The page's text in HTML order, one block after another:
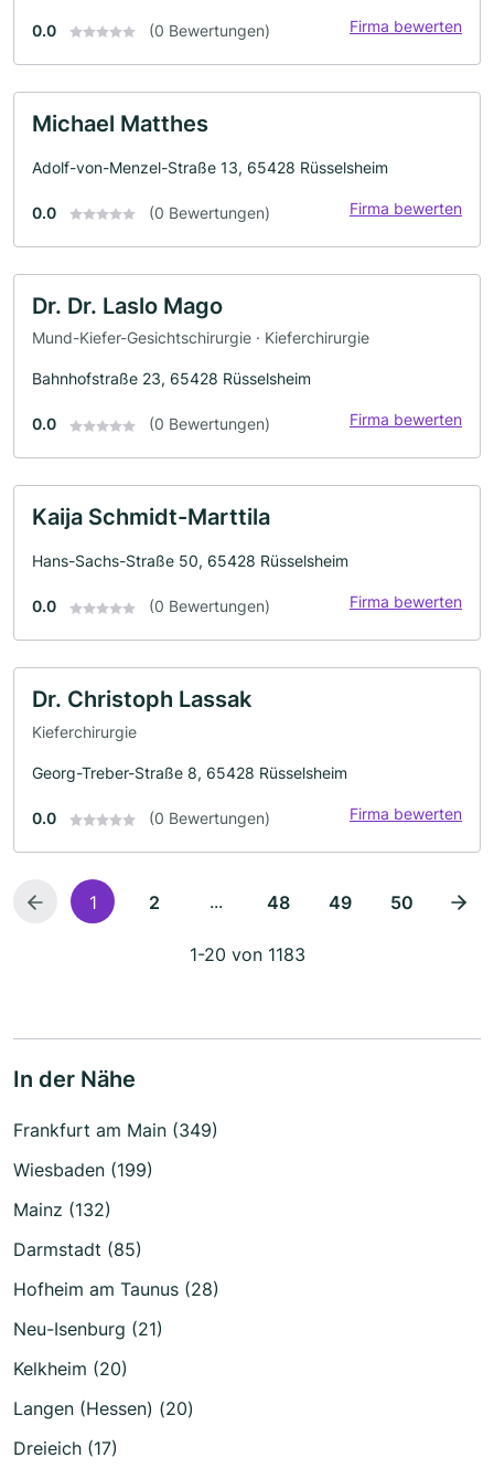
0.0 (0 Bewertungen) Firma bewerten
Michael Matthes
Adolf-von-Menzel-Straße 13, 65428 Rüsselsheim
0.0 (0 Bewertungen) Firma bewerten
Dr. Dr. Laslo Mago
Mund-Kiefer-Gesichtschirurgie · Kieferchirurgie
Bahnhofstraße 23, 65428 Rüsselsheim
0.0 (0 Bewertungen) Firma bewerten
Kaija Schmidt-Marttila
Hans-Sachs-Straße 50, 65428 Rüsselsheim
0.0 (0 Bewertungen) Firma bewerten
Dr. Christoph Lassak
Kieferchirurgie
Georg-Treber-Straße 8, 65428 Rüsselsheim
0.0 (0 Bewertungen) Firma bewerten
1 2 ... 48 49 50
1-20 von 1183
In der Nähe
Frankfurt am Main (349)
Wiesbaden (199)
Mainz (132)
Darmstadt (85)
Hofheim am Taunus (28)
Neu-Isenburg (21)
Kelkheim (20)
Langen (Hessen) (20)
Dreieich (17)